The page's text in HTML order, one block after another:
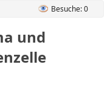
Besuche: 0
und